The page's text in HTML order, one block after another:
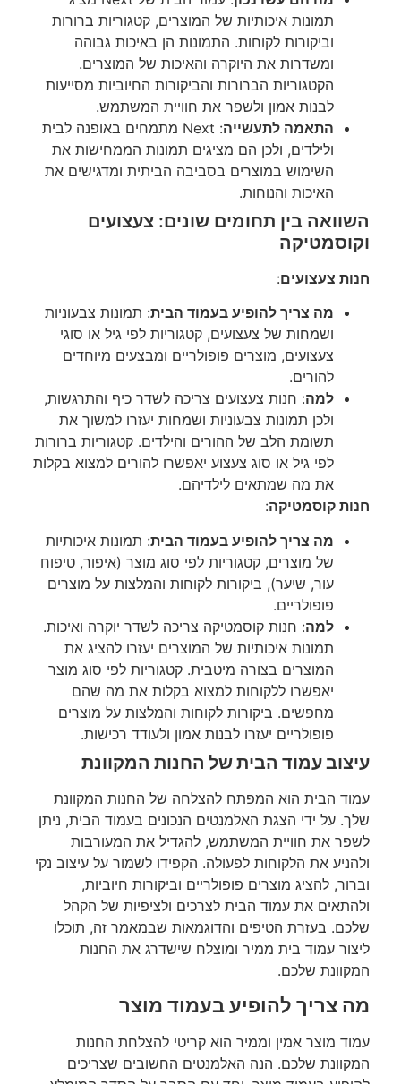
תמונות איכותיות של המוצרים, קטגוריות ברורות
וביקורות לקוחות. התמונות הן באיכות גבוהה
ומשדרות את היוקרה והאיכות של המוצרים.
הקטגוריות הברורות והביקורות החיוביות מסייעות
לבנות אמון ולשפר את חוויית המשתמש.
התאמה לתעשייה
: Next מתמחים באופנה לבית
ולילדים, ולכן הם מציגים תמונות הממחישות את
השימוש במוצרים בסביבה הביתית ומדגישים את
האיכות והנוחות.
השוואה בין תחומים שונים: צעצועים
וקוסמטיקה
חנות צעצועים:
מה צריך להופיע בעמוד הבית: תמונות צבעוניות
ושמחות של צעצועים, קטגוריות לפי גיל או סוגי
צעצועים, מוצרים פופולריים ומבצעים מיוחדים
להורים.
למה: חנות צעצועים צריכה לשדר כיף והתרגשות,
ולכן תמונות צבעוניות ושמחות יעזרו למשוך את
תשומת הלב של ההורים והילדים. קטגוריות ברורות
לפי גיל או סוג צעצוע יאפשרו להורים למצוא בקלות
את מה שמתאים לילדיהם.
חנות קוסמטיקה:
מה צריך להופיע בעמוד הבית: תמונות איכותיות
של מוצרים, קטגוריות לפי סוג מוצר (איפור, טיפוח
עור, שיער), ביקורות לקוחות והמלצות על מוצרים
פופולריים.
למה: חנות קוסמטיקה צריכה לשדר יוקרה ואיכות.
תמונות איכותיות של המוצרים יעזרו להציג את
המוצרים בצורה מיטבית. קטגוריות לפי סוג מוצר
יאפשרו ללקוחות למצוא בקלות את מה שהם
מחפשים. ביקורות לקוחות והמלצות על מוצרים
פופולריים יעזרו לבנות אמון ולעודד רכישות.
עיצוב עמוד הבית של החנות המקוונת
עמוד הבית הוא המפתח להצלחה של החנות המקוונת
שלך. על ידי הצגת האלמנטים הנכונים בעמוד הבית, ניתן
לשפר את חוויית המשתמש, להגדיל את המעורבות
ולהניע את הלקוחות לפעולה. הקפידו לשמור על עיצוב נקי
וברור, להציג מוצרים פופולריים וביקורות חיוביות,
ולהתאים את עמוד הבית לצרכים ולציפיות של הקהל
שלכם. בעזרת הטיפים והדוגמאות שבמאמר זה, תוכלו
ליצור עמוד בית ממיר ומוצלח שישדרג את החנות
המקוונת שלכם.
מה צריך להופיע בעמוד מוצר
עמוד מוצר אמין וממיר הוא קריטי להצלחת החנות
המקוונת שלכם. הנה האלמנטים החשובים שצריכים